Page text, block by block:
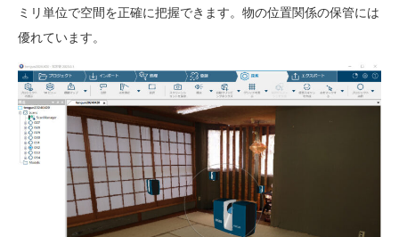
ミリ単位で空間を正確に把握できます。物の位置関係の保管には
優れています。